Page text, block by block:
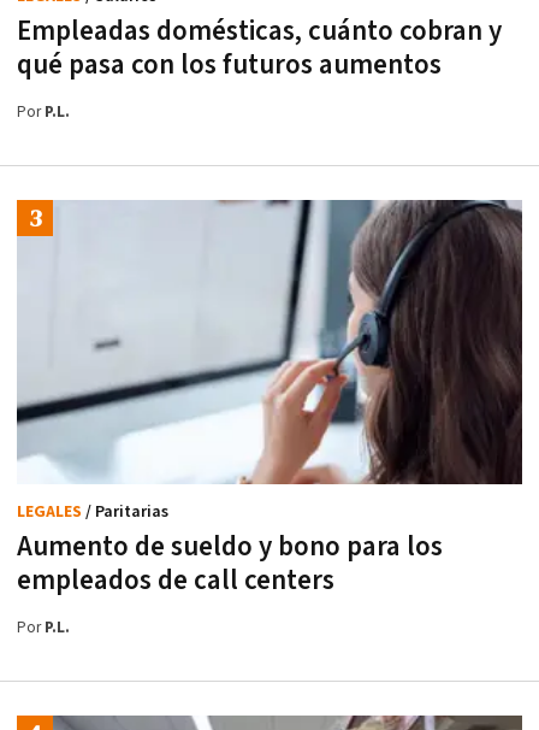
Empleadas domésticas, cuánto cobran y
qué pasa con los futuros aumentos
PorP.L.
Aumento de sueldo y bono para los
empleados de call centers
LEGALES / Paritarias
PorP.L.